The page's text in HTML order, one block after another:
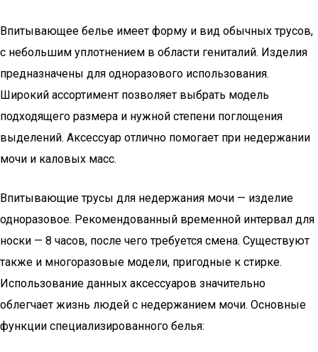
Впитывающее белье имеет форму и вид обычных трусов,
с небольшим уплотнением в области гениталий. Изделия
предназначены для одноразового использования.
Широкий ассортимент позволяет выбрать модель
подходящего размера и нужной степени поглощения
выделений. Аксессуар отлично помогает при недержании
мочи и каловых масс.
Впитывающие трусы для недержания мочи — изделие
одноразовое. Рекомендованный временной интервал для
носки — 8 часов, после чего требуется смена. Существуют
также и многоразовые модели, пригодные к стирке.
Использование данных аксессуаров значительно
облегчает жизнь людей с недержанием мочи. Основные
функции специализированного белья: